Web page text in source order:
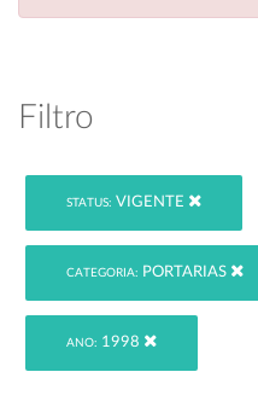
Filtro
STATUS: VIGENTE
CATEGORIA: PORTARIAS
ANO: 1998